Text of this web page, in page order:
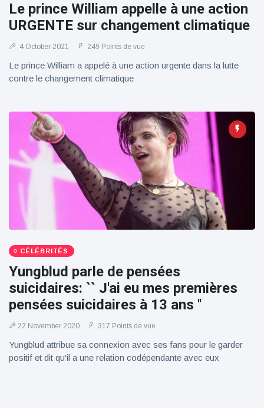
Le prince William appelle à une action
URGENTE sur changement climatique
4 October 2021 249 Points de vue
Le prince William a appelé à une action urgente dans la lutte
contre le changement climatique
CÉLÉBRITÉS
Yungblud parle de pensées
suicidaires: `` J'ai eu mes premières
pensées suicidaires à 13 ans ''
22 November 2020 317 Points de vue
Yungblud attribue sa connexion avec ses fans pour le garder
positif et dit qu'il a une relation codépendante avec eux